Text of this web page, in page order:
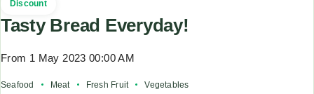
Discount
Tasty Bread Everyday!
From 1 May 2023 00:00 AM
Seafood Meat Fresh Fruit Vegetables